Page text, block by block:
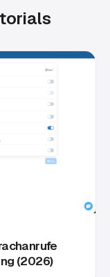
(2026)